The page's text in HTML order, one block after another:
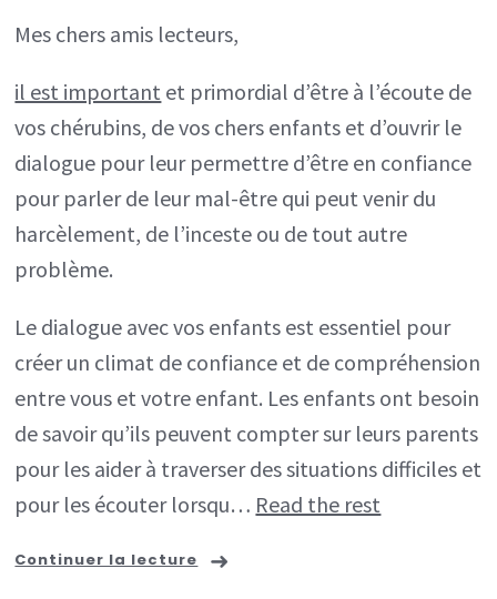
aux
de
parler
et
parler
avec
de
leur
mal-
être!
Mes chers amis lecteurs,
il est important et primordial d’être à l’écoute de
vos chérubins, de vos chers enfants et d’ouvrir le
dialogue pour leur permettre d’être en confiance
pour parler de leur mal-être qui peut venir du
harcèlement, de l’inceste ou de tout autre
problème.
Le dialogue avec vos enfants est essentiel pour
créer un climat de confiance et de compréhension
entre vous et votre enfant. Les enfants ont besoin
de savoir qu’ils peuvent compter sur leurs parents
pour les aider à traverser des situations difficiles et
pour les écouter lorsqu… Read the rest
Continuer la lecture